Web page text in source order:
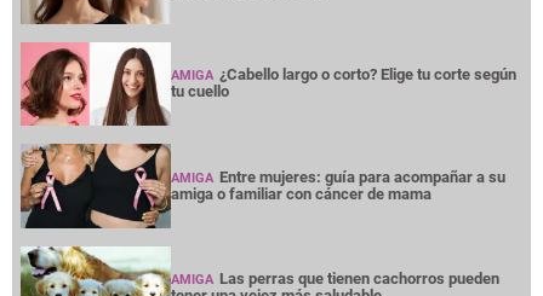
AMIGA ¿Cabello largo o corto? Elige tu corte según
tu cuello
AMIGA Entre mujeres: guía para acompañar a su
amiga o familiar con cáncer de mama
AMIGA Las perras que tienen cachorros pueden